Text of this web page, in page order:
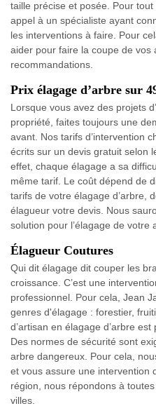
taille précise et posée. Pour
appel à un spécialiste ayant
les interventions à faire. Pour
aider pour faire la coupe de vos
recommandations.
Prix élagage d’arbre sur
Lorsque vous avez des projets
propriété, faites toujours une
avant. Nos tarifs d’intervention
écrits sur un devis gratuit selon
effet, chaque élagage a sa
même tarif. Le coût dépend de
tarifs de votre élagage d’arbre,
élagueur votre devis. Nous
solution pour l’élagage de votre
Élagueur Coutures
Qui dit élagage dit couper les
croissance. C’est une
professionnel. Pour cela, Jean
genres d'élagage : forestier,
d’artisan en élagage d’arbre
Des normes de sécurité sont
arbre dangereux. Pour cela,
et vous assure une intervention
région, nous répondons à
villes.